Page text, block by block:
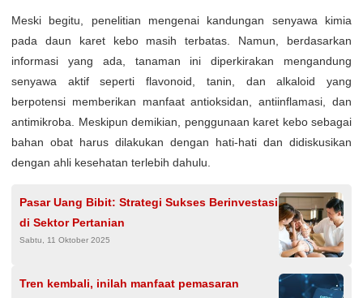
Meski begitu, penelitian mengenai kandungan senyawa kimia
pada daun karet kebo masih terbatas. Namun, berdasarkan
informasi yang ada, tanaman ini diperkirakan mengandung
senyawa aktif seperti flavonoid, tanin, dan alkaloid yang
berpotensi memberikan manfaat antioksidan, antiinflamasi, dan
antimikroba. Meskipun demikian, penggunaan karet kebo sebagai
bahan obat harus dilakukan dengan hati-hati dan didiskusikan
dengan ahli kesehatan terlebih dahulu.
Pasar Uang Bibit: Strategi Sukses Berinvestasi
di Sektor Pertanian
Sabtu, 11 Oktober 2025
Tren kembali, inilah manfaat pemasaran